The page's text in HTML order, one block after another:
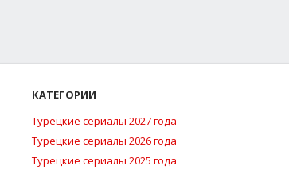
КАТЕГОРИИ
Турецкие сериалы 2027 года
Турецкие сериалы 2026 года
Турецкие сериалы 2025 года